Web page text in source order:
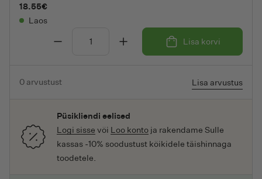
18.55€
Laos
ELLEN prebiootikumidega värskendav
Lisa korvi
0 arvustust Lisa arvustus
Püsikliendi eelised
Logi sisse või Loo konto ja rakendame Sulle
kassas -10% soodustust kõikidele täishinnaga
toodetele.